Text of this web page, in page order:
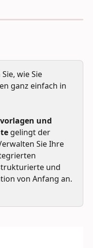
wie Sie
ganz einfach in
und
gelingt der
Sie Ihre
und
von Anfang an.